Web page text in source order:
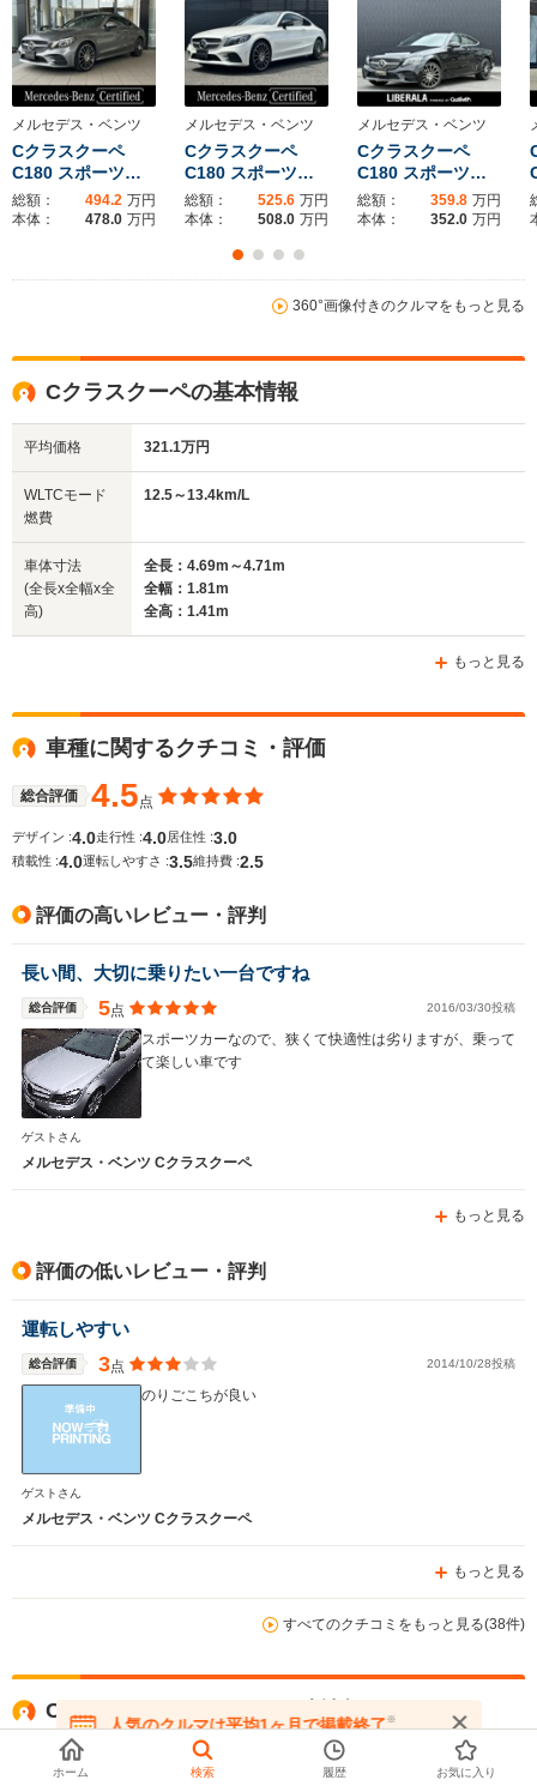
サイズ
(全長x全幅x全高)
燃費
駆動方式
全幅
1.86m
全長
4.83m～4.86m
ホイールベース
-m
11.3～12.9km/L
└高速道路:13.5～
全幅
1.86m
全長
4.85m
ホイールベース
-m
└市街地:9.8～
└郊外:14.9～
4.64m
ホイー
メルセデス・ベンツ
Cクラスクーペ
C180 スポーツ…
総額： 494.2 万円
本体：
478.0 万円
メルセデス・ベンツ
Cクラスクーペ
C180 スポーツ…
総額： 525.6 万円
本体：
508.0 万円
メルセデス・ベンツ
Cクラスクーペ
C180 スポーツ…
総額： 359.8 万円
本体：
352.0 万円
360°画像付きのクルマをもっと見る
Cクラスクーペの基本情報
平均価格 321.1万円
WLTCモード
燃費
12.5～13.4km/L
車体寸法
(全長x全幅x全
高)
全長：4.69m～4.71m
全幅：1.81m
全高：1.41m
もっと見る
車種に関するクチコミ・評価
総合評価 4.5点
デザイン :4.0走行性 :4.0居住性 :3.0
積載性 :4.0運転しやすさ :3.5維持費 :2.5
評価の高いレビュー・評判
長い間、大切に乗りたい一台ですね
総合評価 5点 2016/03/30投稿
スポーツカーなので、狭くて快適性は劣りますが、乗って
て楽しい車です
ゲストさん
メルセデス・ベンツ Cクラスクーペ
もっと見る
評価の低いレビュー・評判
運転しやすい
総合評価 3点 2014/10/28投稿
のりごこちが良い
ゲストさん
メルセデス・ベンツ Cクラスクーペ
もっと見る
すべてのクチコミをもっと見る(38件)
Cクラスクーペに関する関連情報
この車種の最新モデル情報
人気のクルマは平均1ヶ月で掲載終了※
在庫が無くなる前にお問い合わせください
ホーム 検索 履歴 お気に入り